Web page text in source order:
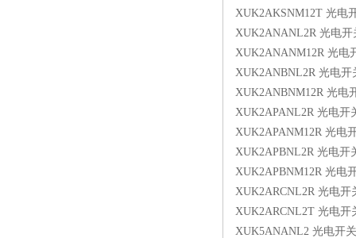
XUK2AKSNM12T 光电
XUK2ANANL2R 光电开
XUK2ANANM12R 光电
XUK2ANBNL2R 光电开
XUK2ANBNM12R 光电
XUK2APANL2R 光电开
XUK2APANM12R 光电
XUK2APBNL2R 光电开
XUK2APBNM12R 光电
XUK2ARCNL2R 光电开
XUK2ARCNL2T 光电开
XUK5ANANL2 光电开关